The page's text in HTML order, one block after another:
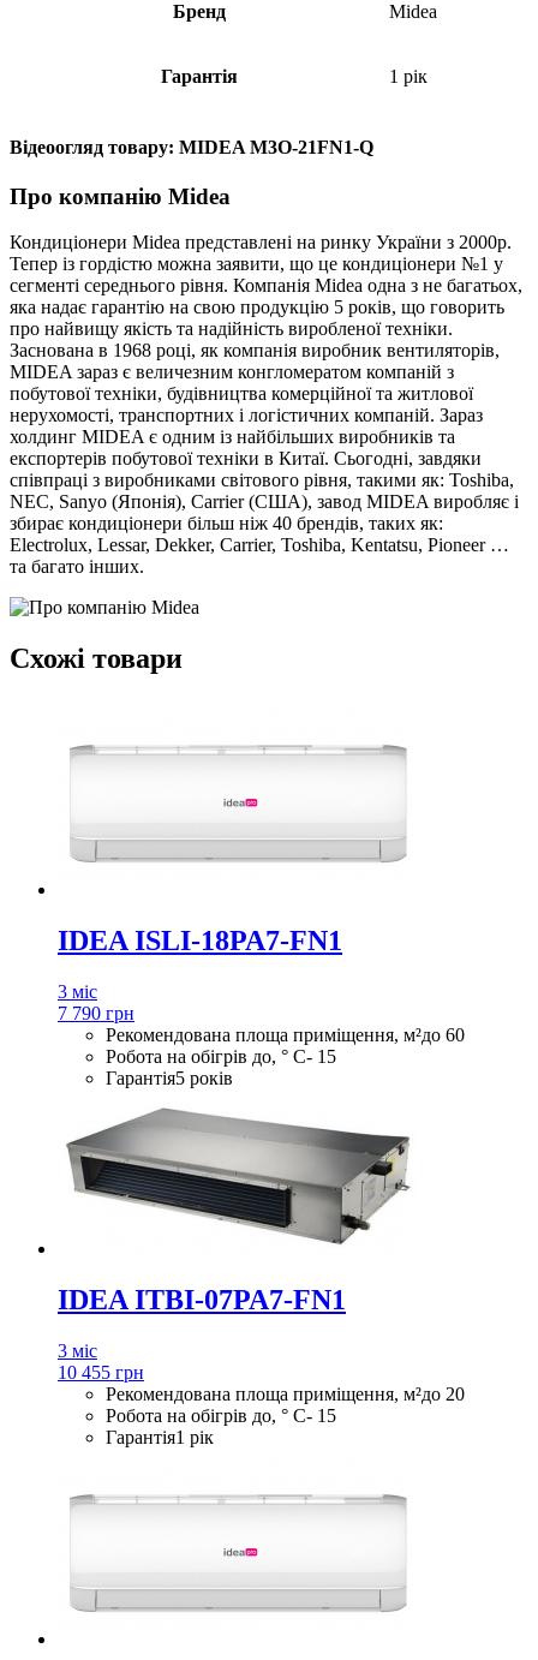
Бренд Midea
Гарантія 1 рік
Відеоогляд товару: MIDEA M3O-21FN1-Q
Про компанію Midea
Кондиціонери Midea представлені на ринку України з 2000р.
Тепер із гордістю можна заявити, що це кондиціонери №1 у
сегменті середнього рівня. Компанія Midea одна з не багатьох,
яка надає гарантію на свою продукцію 5 років, що говорить
про найвищу якість та надійність виробленої техніки.
Заснована в 1968 році, як компанія виробник вентиляторів,
MIDEA зараз є величезним конгломератом компаній з
побутової техніки, будівництва комерційної та житлової
нерухомості, транспортних і логістичних компаній. Зараз
холдинг MIDEA є одним із найбільших виробників та
експортерів побутової техніки в Китаї. Сьогодні, завдяки
співпраці з виробниками світового рівня, такими як: Toshiba,
NEC, Sanyo (Японія), Carrier (США), завод MIDEA виробляє і
збирає кондиціонери більш ніж 40 брендів, таких як:
Electrolux, Lessar, Dekker, Carrier, Toshiba, Kentatsu, Pioneer …
та багато інших.
Схожі товари
IDEA ISLI-18PA7-FN1
3 міс
7 790 грн
Рекомендована площа приміщення, м²до 60
Робота на обігрів до, ° С- 15
Гарантія5 років
IDEA ITBI-07PA7-FN1
3 міс
10 455 грн
Рекомендована площа приміщення, м²до 20
Робота на обігрів до, ° С- 15
Гарантія1 рік